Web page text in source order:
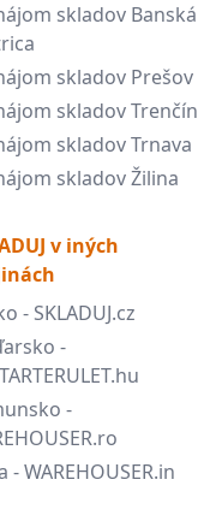
skladov Banská
skladov Prešov
skladov Trenčín
skladov Trnava
skladov Žilina
v iných
- SKLADUJ.cz
-
-
- WAREHOUSER.in